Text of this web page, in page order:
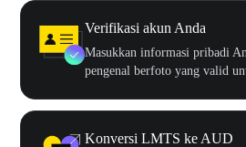
Verifikasi akun Anda
Masukkan informasi pribadi
pengenal berfoto yang valid
Konversi LMTS ke AUD